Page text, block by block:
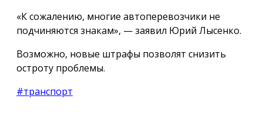
«К сожалению, многие автоперевозчики не
подчиняются знакам», — заявил Юрий Лысенко.
Возможно, новые штрафы позволят снизить
остроту проблемы.
#транспорт